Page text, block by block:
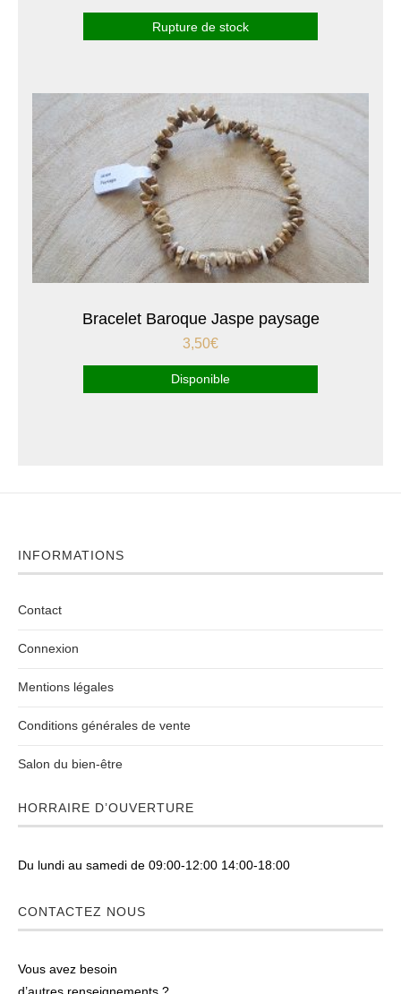
Rupture de stock
Bracelet Baroque Jaspe paysage
3,50€
Disponible
INFORMATIONS
Contact
Connexion
Mentions légales
Conditions générales de vente
Salon du bien-être
HORRAIRE D’OUVERTURE
Du lundi au samedi de 09:00-12:00 14:00-18:00
CONTACTEZ NOUS
Vous avez besoin
d’autres renseignements ?